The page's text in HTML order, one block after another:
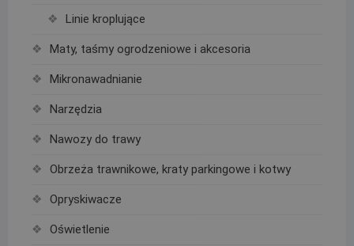
Linie kroplujące
Maty, taśmy ogrodzeniowe i akcesoria
Mikronawadnianie
Narzędzia
Nawozy do trawy
Obrzeża trawnikowe, kraty parkingowe i kotwy
Opryskiwacze
Oświetlenie